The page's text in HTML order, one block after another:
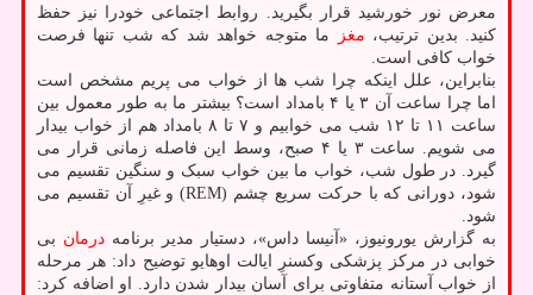
معرض نور خورشید قرار بگیرید. روابط اجتماعی خودرا نیز حفظ
کنید. بدین ترتیب، مغز
ما متوجه خواهد شد که شب تنها فرصت
خواب کافی است.
بنابراین، علل اینکه چرا شب ها از خواب می پریم مشخص است
اما چرا ساعت آن ۳ یا ۴ بامداد است؟ بیشتر ما به طور معمول بین
ساعت ۱۱ تا ۱۲ شب می خوابیم و ۷ تا ۸ بامداد هم از خواب بیدار
می شویم. ساعت ۳ یا ۴ صبح، وسط این فاصله زمانی قرار می
گیرد. در طول شب، خواب ما بین خواب سبک و سنگین تقسیم می
شود، دورانی که با حرکت سریع چشم (REM) و غیرِ آن تقسیم می
شود.
به گزارش یورونیوز، «آنیسا داس»، دستیار مدیر برنامه درمان بی
خوابی در مرکز پزشکی وکسنرِ ایالت اوهایو توضیح داد: هر مرحله
از خواب آستانه متفاوتی برای آسان بیدار شدن دارد. او اضافه کرد: